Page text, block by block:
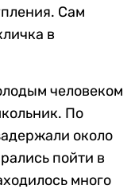
Сам
в
человеком
По
около
пойти в
много